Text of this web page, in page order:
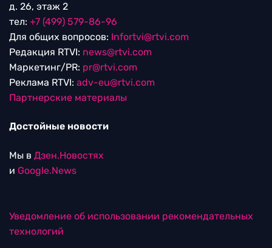
д. 26, этаж 2
тел: +7 (499) 579-86-96
Для общих вопросов: Infortvi@rtvi.com
Редакция RTVI: news@rtvi.com
Маркетинг/PR: pr@rtvi.com
Реклама RTVI: adv-eu@rtvi.com
Партнерские материалы
Достойные новости
Мы в Дзен.Новостях
и Google.News
Уведомление об использовании рекомендательных
технологий